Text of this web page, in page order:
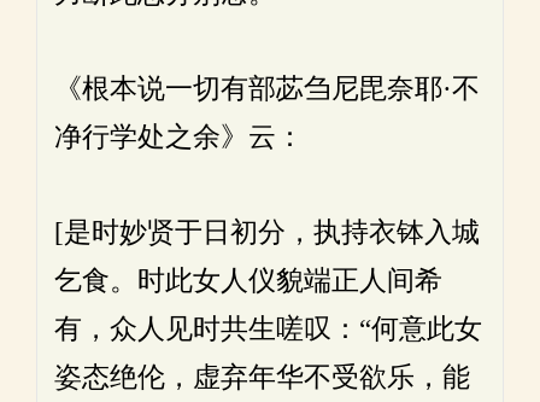
《根本说一切有部苾刍尼毘奈耶·不
净行学处之余》云：
[是时妙贤于日初分，执持衣钵入城
乞食。时此女人仪貌端正人间希
有，众人见时共生嗟叹：“何意此女
姿态绝伦，虚弃年华不受欲乐，能